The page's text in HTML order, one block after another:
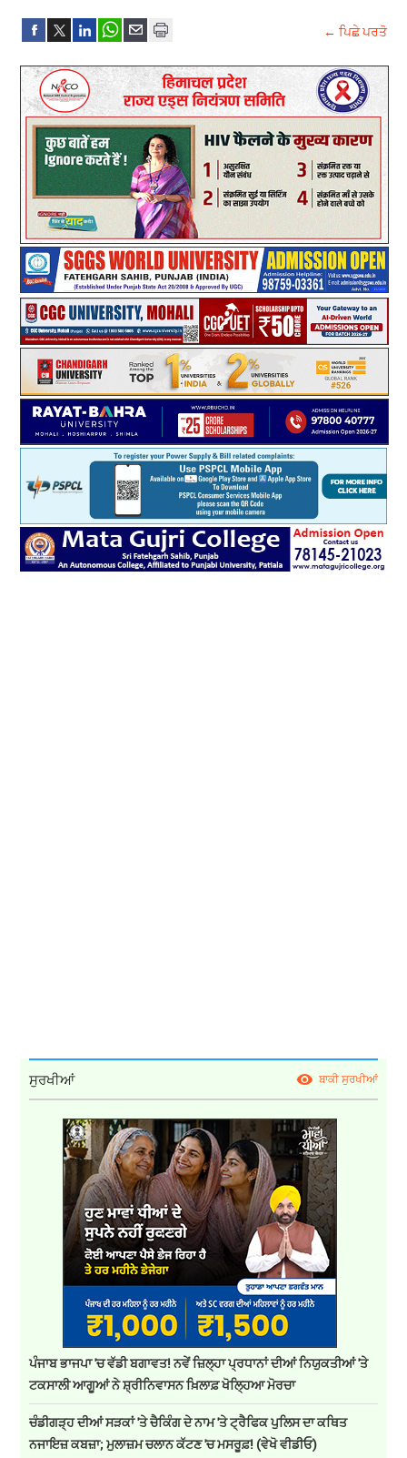
← ਪਿਛੇ ਪਰਤੋ
ਸੁਰਖੀਆਂ ਬਾਕੀ ਸੁਰਖੀਆਂ
ਪੰਜਾਬ ਭਾਜਪਾ 'ਚ ਵੱਡੀ ਬਗਾਵਤ! ਨਵੇਂ ਜ਼ਿਲ੍ਹਾ ਪ੍ਰਧਾਨਾਂ ਦੀਆਂ ਨਿਯੁਕਤੀਆਂ 'ਤੇ
ਟਕਸਾਲੀ ਆਗੂਆਂ ਨੇ ਸ਼੍ਰੀਨਿਵਾਸਨ ਖ਼ਿਲਾਫ਼ ਖੋਲ੍ਹਿਆ ਮੋਰਚਾ
ਚੰਡੀਗੜ੍ਹ ਦੀਆਂ ਸੜਕਾਂ 'ਤੇ ਚੈਕਿੰਗ ਦੇ ਨਾਮ 'ਤੇ ਟ੍ਰੈਫਿਕ ਪੁਲਿਸ ਦਾ ਕਥਿਤ
ਨਜਾਇਜ਼ ਕਬਜ਼ਾ; ਮੁਲਾਜ਼ਮ ਚਲਾਨ ਕੱਟਣ 'ਚ ਮਸਰੂਫ਼! (ਵੇਖੋ ਵੀਡੀਓ)